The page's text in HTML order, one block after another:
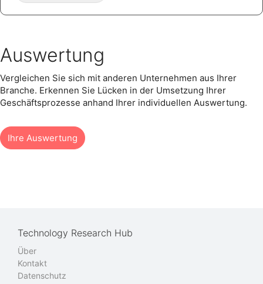
Auswertung
Vergleichen Sie sich mit anderen Unternehmen aus Ihrer
Branche. Erkennen Sie Lücken in der Umsetzung Ihrer
Geschäftsprozesse anhand Ihrer individuellen Auswertung.
Ihre Auswertung
Technology Research Hub
Über
Kontakt
Datenschutz